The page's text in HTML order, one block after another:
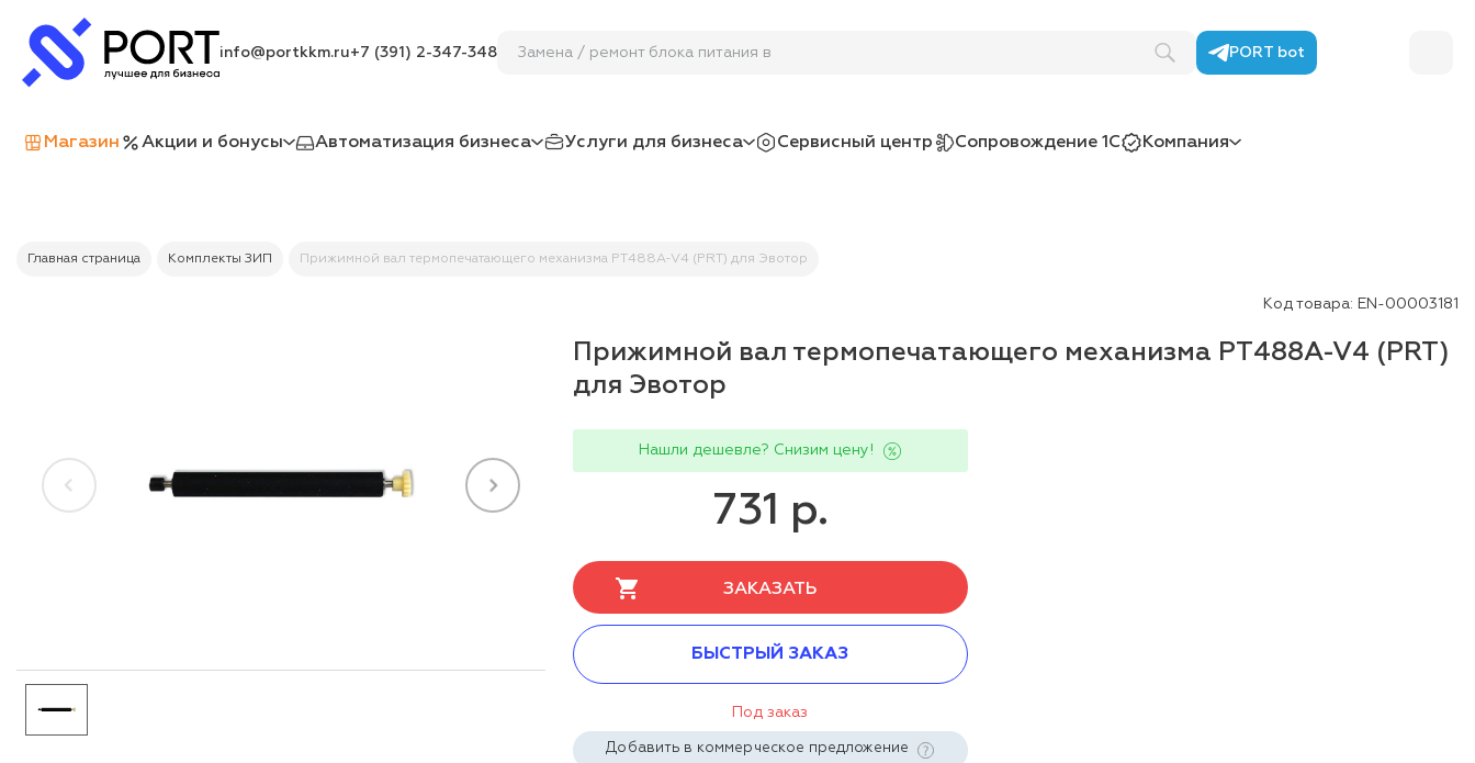
info@portkkm.ru+7 (391) 2-347-348 Замена / ремонт блока питания в вес PORT bot
Магазин Акции и бонусы Автоматизация бизнеса Услуги для бизнеса Сервисный центр Сопровождение 1С Компания
Главная страница Комплекты ЗИП Прижимной вал термопечатающего механизма PT488A-V4 (PRT) для Эвотор
Код товара: EN-00003181
Прижимной вал термопечатающего механизма PT488A-V4 (PRT)
для Эвотор
Нашли дешевле? Снизим цену!
731 р.
ЗАКАЗАТЬ
БЫСТРЫЙ ЗАКАЗ
Под заказ
Добавить в коммерческое предложение